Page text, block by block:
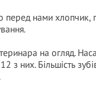
нами хлопчик,
на огляд.
з них. Більшість